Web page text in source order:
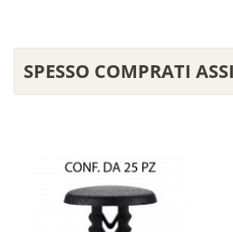
SPESSO COMPRATI